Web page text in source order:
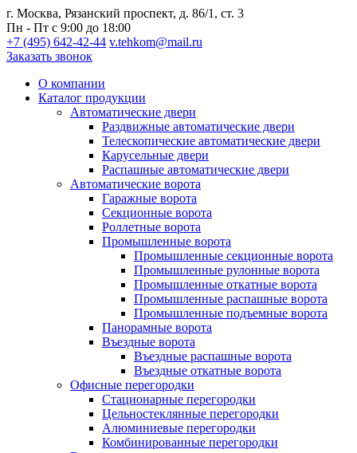
г. Москва, Рязанский проспект, д. 86/1, ст. 3
Пн - Пт с 9:00 до 18:00
+7 (495) 642-42-44 v.tehkom@mail.ru
Заказать звонок
О компании
Каталог продукции
Автоматические двери
Раздвижные автоматические двери
Телескопические автоматические двери
Карусельные двери
Распашные автоматические двери
Автоматические ворота
Гаражные ворота
Секционные ворота
Роллетные ворота
Промышленные ворота
Промышленные секционные ворота
Промышленные рулонные ворота
Промышленные откатные ворота
Промышленные распашные ворота
Промышленные подъемные ворота
Панорамные ворота
Въездные ворота
Въездные распашные ворота
Въездные откатные ворота
Офисные перегородки
Стационарные перегородки
Цельностеклянные перегородки
Алюминиевые перегородки
Комбинированные перегородки